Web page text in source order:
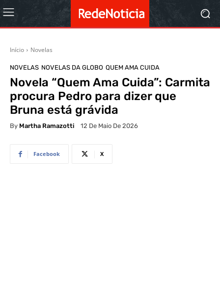
Início Novelas
NOVELAS NOVELAS DA GLOBO QUEM AMA CUIDA
Novela “Quem Ama Cuida”: Carmita
procura Pedro para dizer que
Bruna está grávida
By Martha Ramazotti 12 De Maio De 2026
Facebook X